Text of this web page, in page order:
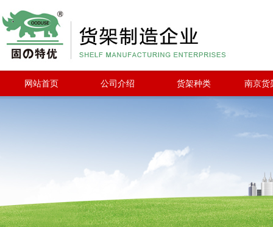
网站首页 公司介绍 货架种类 南京货